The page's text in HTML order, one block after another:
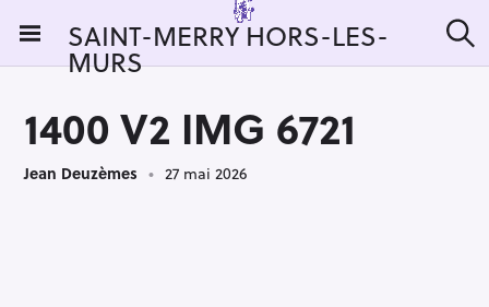
i
SAINT-MERRY HORS-LES-
MURS e
1400 V2 IMG 6721
Jean Deuzèmes 27 mai 2026